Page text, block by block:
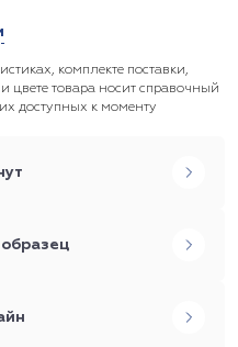
комплекте поставки,
цвете товара носит справочный
доступных к моменту